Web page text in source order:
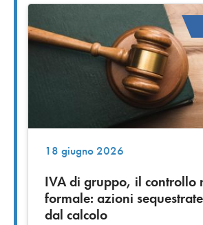
18 giugno 2026
IVA di gruppo, il controllo
formale: azioni
dal calcolo